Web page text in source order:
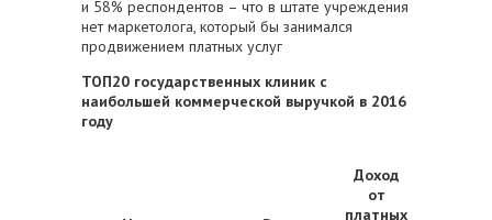
и 58% респондентов – что в штате учреждения
нет маркетолога, который бы занимался
продвижением платных услуг
ТОП20 государственных клиник с
наибольшей коммерческой выручкой в 2016
году
Доход
от
платных